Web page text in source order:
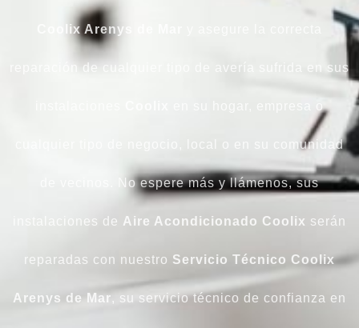
Coolix Arenys de Mar
reparación de cualquier tipo de avería sufrida en sus
en su hogar, empresa o
cualquier tipo de negocio, local o en su comunidad
de vecinos. No espere más y llámenos, sus
instalaciones de Aire Acondicionado Coolix serán
reparadas con nuestro Servicio Técnico Coolix
Arenys de Mar, su servicio técnico de confianza en